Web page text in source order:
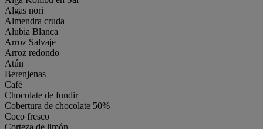
Algas nori
Almendra cruda
Alubia Blanca
Arroz Salvaje
Arroz redondo
Atún
Berenjenas
Café
Chocolate de fundir
Cobertura de chocolate 50%
Coco fresco
Corteza de limón